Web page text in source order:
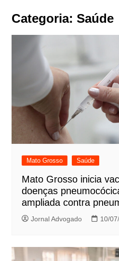
Categoria: Saúde
Mato Grosso Saúde
Mato Grosso inicia
doenças
ampliada contra
Jornal Advogado 10/